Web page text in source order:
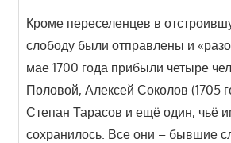
Кроме переселенцев в
слободу были отправлены и
мае 1700 года прибыли четыре
Половой, Алексей Соколов (1705
Степан Тарасов и ещё один, чьё
сохранилось. Все они – бывшие